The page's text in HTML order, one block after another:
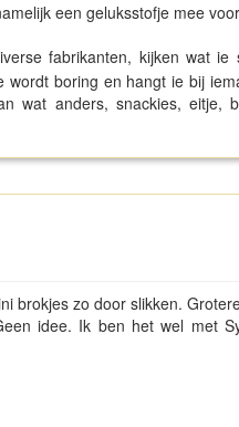
een geluksstofje mee
fabrikanten, kijken wat ie
wordt boring en hangt ie bij
wat anders, snackies, eitje,
brokjes zo door slikken.
idee. Ik ben het wel met